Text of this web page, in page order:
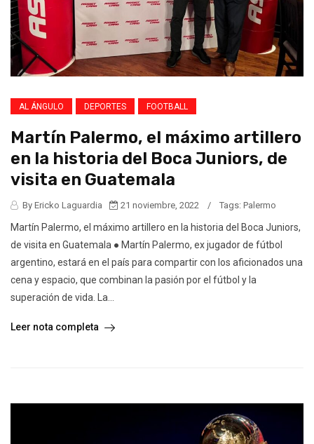
AL ÁNGULO DEPORTES FOOTBALL
Martín Palermo, el máximo artillero
en la historia del Boca Juniors, de
visita en Guatemala
By Ericko Laguardia 21 noviembre, 2022 / Tags: Palermo
Martín Palermo, el máximo artillero en la historia del Boca Juniors,
de visita en Guatemala ● Martín Palermo, ex jugador de fútbol
argentino, estará en el país para compartir con los aficionados una
cena y espacio, que combinan la pasión por el fútbol y la
superación de vida. La...
Leer nota completa